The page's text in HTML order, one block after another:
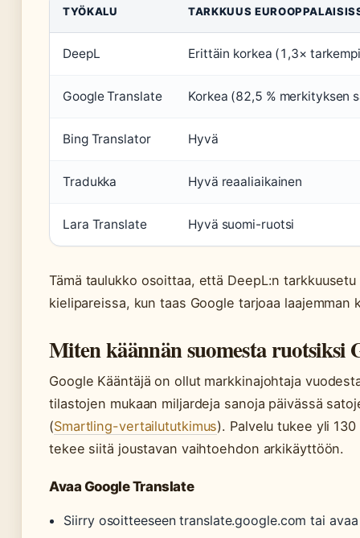
TYÖKALU TARKKUUS
DeepL Erittäin korkea (1,3×
Google Translate Korkea (82,5 % merkityksen
Bing Translator Hyvä
Tradukka Hyvä reaaliaikainen
Lara Translate Hyvä suomi-ruotsi
Tämä taulukko osoittaa, että DeepL:n
kielipareissa, kun taas Google tarjoaa laajemman
Miten käännän suomesta ruotsiksi
Google Kääntäjä on ollut markkinajohtaja
tilastojen mukaan miljardeja sanoja päivässä
(Smartling-vertailututkimus). Palvelu tukee yli
tekee siitä joustavan vaihtoehdon arkikäyttöön.
Avaa Google Translate
Siirry osoitteeseen translate.google.com tai